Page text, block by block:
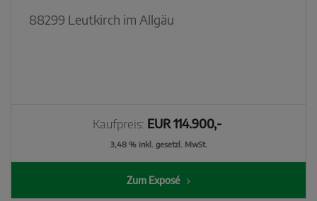
88299 Leutkirch im Allgäu
Kaufpreis: EUR 114.900,-
3,48 % inkl. gesetzl. MwSt.
Zum Exposé